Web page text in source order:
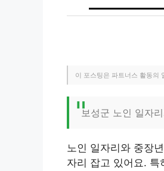
이 포스팅은 파트너스 활동의
보성군 노인 일자
노인 일자리와 중장
자리 잡고 있어요. 특